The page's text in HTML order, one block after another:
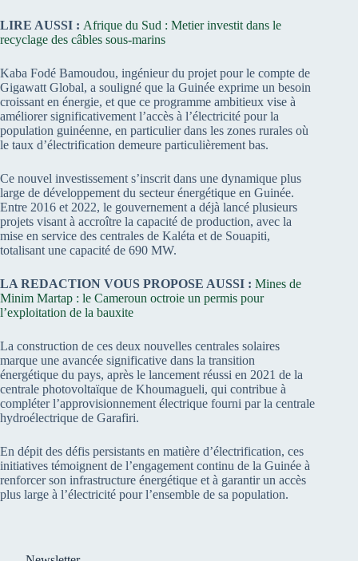
LIRE AUSSI : Afrique du Sud : Metier investit dans le
recyclage des câbles sous-marins
Kaba Fodé Bamoudou, ingénieur du projet pour le compte de
Gigawatt Global, a souligné que la Guinée exprime un besoin
croissant en énergie, et que ce programme ambitieux vise à
améliorer significativement l’accès à l’électricité pour la
population guinéenne, en particulier dans les zones rurales où
le taux d’électrification demeure particulièrement bas.
Ce nouvel investissement s’inscrit dans une dynamique plus
large de développement du secteur énergétique en Guinée.
Entre 2016 et 2022, le gouvernement a déjà lancé plusieurs
projets visant à accroître la capacité de production, avec la
mise en service des centrales de Kaléta et de Souapiti,
totalisant une capacité de 690 MW.
LA REDACTION VOUS PROPOSE AUSSI : Mines de
Minim Martap : le Cameroun octroie un permis pour
l’exploitation de la bauxite
La construction de ces deux nouvelles centrales solaires
marque une avancée significative dans la transition
énergétique du pays, après le lancement réussi en 2021 de la
centrale photovoltaïque de Khoumagueli, qui contribue à
compléter l’approvisionnement électrique fourni par la centrale
hydroélectrique de Garafiri.
En dépit des défis persistants en matière d’électrification, ces
initiatives témoignent de l’engagement continu de la Guinée à
renforcer son infrastructure énergétique et à garantir un accès
plus large à l’électricité pour l’ensemble de sa population.